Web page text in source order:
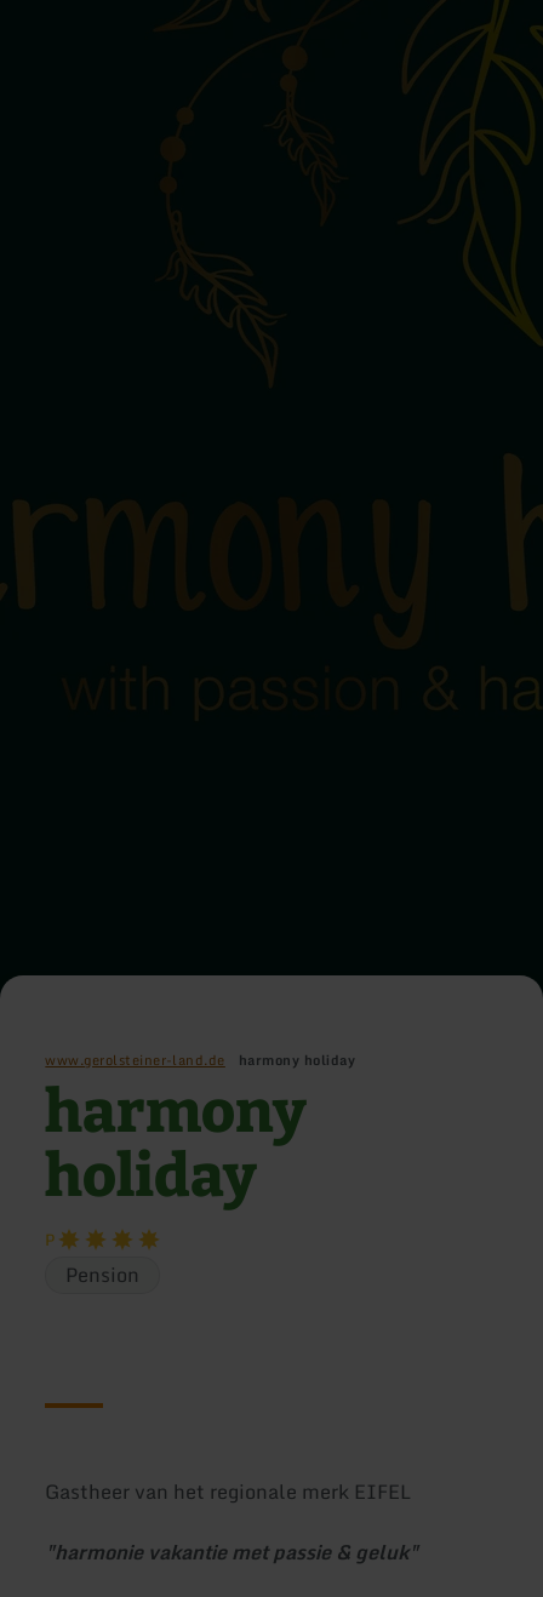
www.gerolsteiner-land.de harmony holiday
harmony
holiday
P
Pension
Gastheer van het regionale merk EIFEL
"harmonie vakantie met passie & geluk"